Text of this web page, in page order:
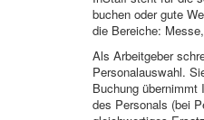
buchen oder gute
die Bereiche:
Als Arbeitgeber
Personalauswahl.
Buchung
des Personals (bei